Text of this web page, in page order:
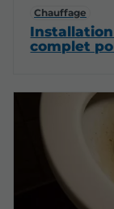
Chauffage
complet